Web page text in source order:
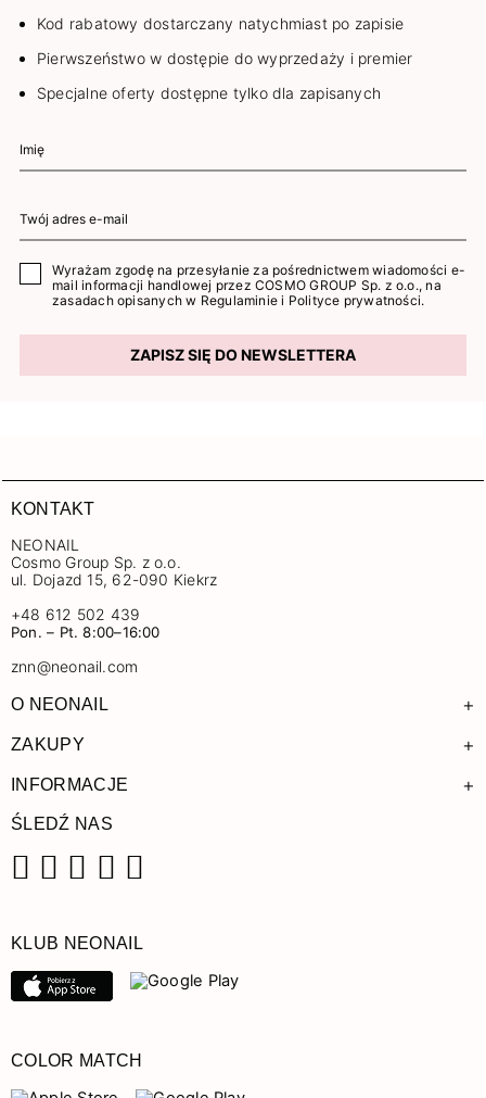
Kod rabatowy dostarczany natychmiast po zapisie
Pierwszeństwo w dostępie do wyprzedaży i premier
Specjalne oferty dostępne tylko dla zapisanych
Wyrażam zgodę na przesyłanie za pośrednictwem wiadomości e-
mail informacji handlowej przez COSMO GROUP Sp. z o.o., na
zasadach opisanych w Regulaminie i Polityce prywatności.
ZAPISZ SIĘ DO NEWSLETTERA
KONTAKT
NEONAIL
Cosmo Group Sp. z o.o.
ul. Dojazd 15, 62-090 Kiekrz
+48 612 502 439
Pon. – Pt. 8:00–16:00
znn@neonail.com
O NEONAIL +
ZAKUPY +
INFORMACJE +
ŚLEDŹ NAS
KLUB NEONAIL
COLOR MATCH